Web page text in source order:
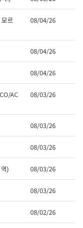
르
08/04/26
08/04/26
08/04/26
AC
08/03/26
08/03/26
08/03/26
) 08/03/26
08/03/26
08/02/26